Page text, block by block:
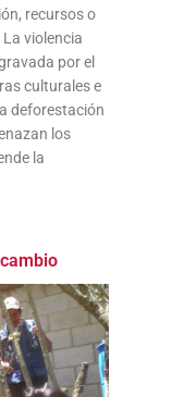
recursos o
violencia
por el
culturales e
deforestación
los
la